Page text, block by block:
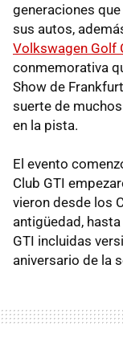
generaciones
sus autos,
Volkswagen Golf
conmemorativa
Show de
suerte de
en la pista.
El evento
Club GTI
vieron desde los
antigüedad,
GTI incluidas
aniversario de la